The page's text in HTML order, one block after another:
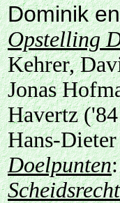
Dominik
Opstelling
Kehrer,
Jonas
Havertz
Hans-
Doelpunten